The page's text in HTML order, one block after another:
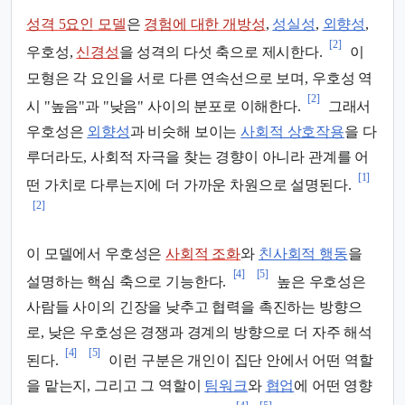
성격 5요인 모델은 경험에 대한 개방성, 성실성, 외향성,
우호성, 신경성을 성격의 다섯 축으로 제시한다.
[2]
이
모형은 각 요인을 서로 다른 연속선으로 보며, 우호성 역
시 "높음"과 "낮음" 사이의 분포로 이해한다.
[2]
그래서
우호성은 외향성과 비슷해 보이는사회적 상호작용을 다
루더라도, 사회적 자극을 찾는 경향이 아니라 관계를 어
떤 가치로 다루는지에 더 가까운 차원으로 설명된다.
[1]
[2]
이 모델에서 우호성은사회적 조화와 친사회적 행동을
설명하는 핵심 축으로 기능한다.
[4] [5]
높은 우호성은
사람들 사이의 긴장을 낮추고 협력을 촉진하는 방향으
로, 낮은 우호성은 경쟁과 경계의 방향으로 더 자주 해석
된다.
[4] [5]
이런 구분은 개인이 집단 안에서 어떤 역할
을 맡는지, 그리고 그 역할이 팀워크와 협업에 어떤 영향